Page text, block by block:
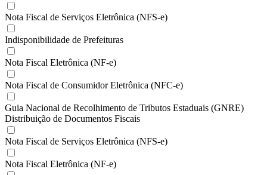
Nota Fiscal de Serviços Eletrônica (NFS-e)
Indisponibilidade de Prefeituras
Nota Fiscal Eletrônica (NF-e)
Nota Fiscal de Consumidor Eletrônica (NFC-e)
Guia Nacional de Recolhimento de Tributos Estaduais (GNRE)
Distribuição de Documentos Fiscais
Nota Fiscal de Serviços Eletrônica (NFS-e)
Nota Fiscal Eletrônica (NF-e)